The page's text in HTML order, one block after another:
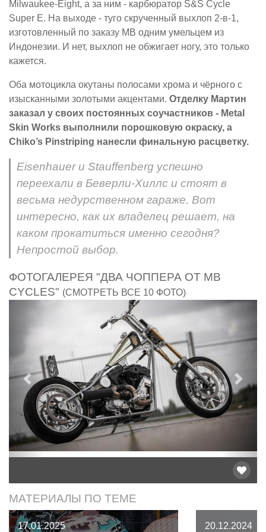
Milwaukee-Eight, а за ним - карбюратор S&S Cycle
Super E. На выходе - туго скрученный выхлоп 2-в-1,
изготовленный по заказу MB одним умельцем из
Индонезии. И нет, выхлоп не обжигает ногу, это только
кажется.
Оба мотоцикла окутаны полосами хрома и чёрного с
изысканными золотыми акцентами. Отделку Мартин
заказал у своих постоянных соучастников - Metal
Skin Works выполнили порошковую окраску, а
Chiko’s Pinstriping нанесли финальную расцветку.
Eisenhauer и Stauffenberg успешно
переехали в Беверли-Хиллс и стоят в
весьма недурственном гараже. Вот
интересно, как их владелец решает, на
каком прокатиться именно сегодня?
Непростой выбор.
ФОТОГАЛЕРЕЯ "ДВА ЧОППЕРА ОТ MB
CYCLES" (СМОТРЕТЬ ВСЕ 10 ФОТО)
Предыдущий
МАТЕРИАЛЫ ПО ТЕМЕ
17.01.2025 20.12.2024